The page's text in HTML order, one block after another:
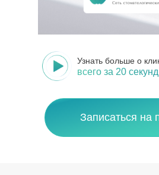
всего за 20 секунд
Узнать больше о
Записаться на